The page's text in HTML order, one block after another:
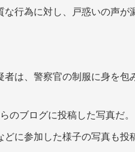
行為に対し、戸惑いの声が
は、警察官の制服に身を包
のブログに投稿した写真だ。
に参加した様子の写真も投